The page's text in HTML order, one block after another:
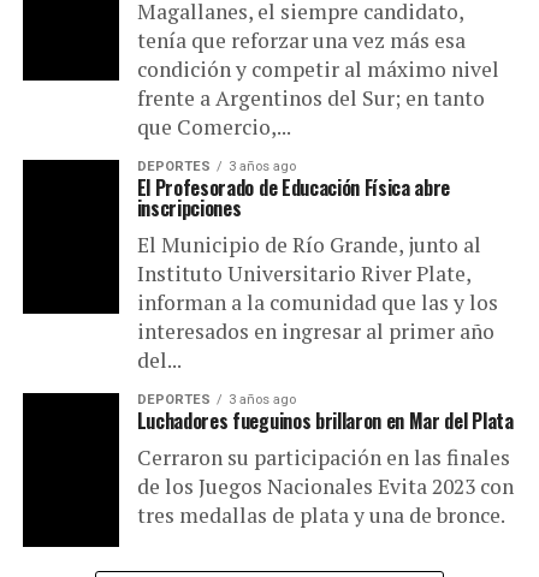
Magallanes, el siempre candidato,
tenía que reforzar una vez más esa
condición y competir al máximo nivel
frente a Argentinos del Sur; en tanto
que Comercio,...
DEPORTES 3 años ago
El Profesorado de Educación Física abre
inscripciones
El Municipio de Río Grande, junto al
Instituto Universitario River Plate,
informan a la comunidad que las y los
interesados en ingresar al primer año
del...
DEPORTES 3 años ago
Luchadores fueguinos brillaron en Mar del Plata
Cerraron su participación en las finales
de los Juegos Nacionales Evita 2023 con
tres medallas de plata y una de bronce.